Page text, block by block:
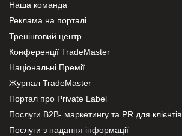
Наша команда
Реклама на порталі
Тренінговий центр
Конференції TradeMaster
Національні Премії
Журнал TradeMaster
Портал про Private Label
Послуги В2В- маркетингу та PR для клієнтів
Послуги з надання інформації